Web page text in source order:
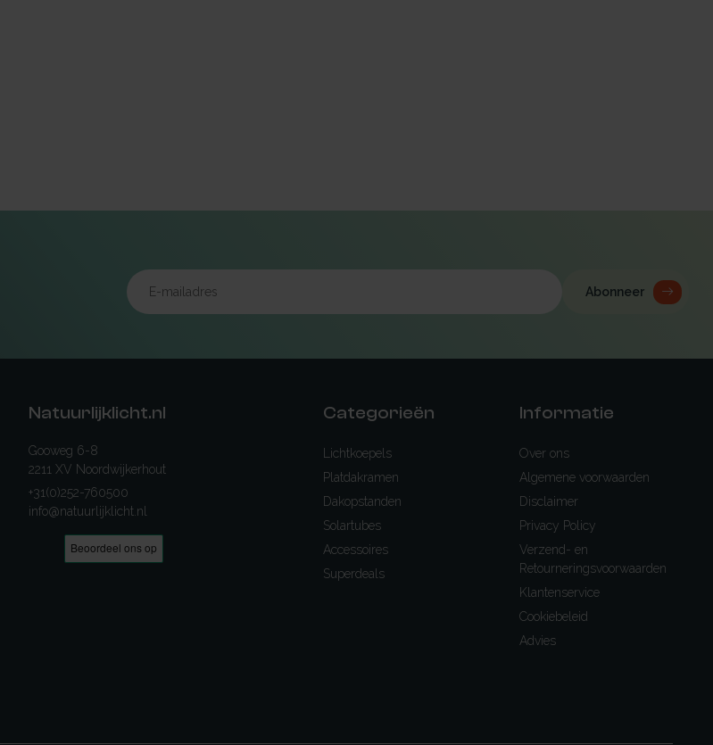
Abonneer
Natuurlijklicht.nl
Gooweg 6-8
2211 XV Noordwijkerhout
+31(0)252-760500
info@natuurlijklicht.nl
Categorieën
Lichtkoepels
Platdakramen
Dakopstanden
Solartubes
Accessoires
Superdeals
Informatie
Over ons
Algemene voorwaarden
Disclaimer
Privacy Policy
Verzend- en
Retourneringsvoorwaarden
Klantenservice
Cookiebeleid
Advies